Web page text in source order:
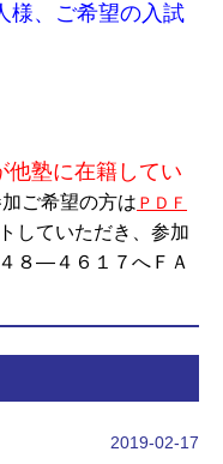
様、ご希望の入試
他塾に在籍してい
ご希望の方は ＰＤＦ
していただき、参加
８―４６１７へＦＡ
2019-02-17